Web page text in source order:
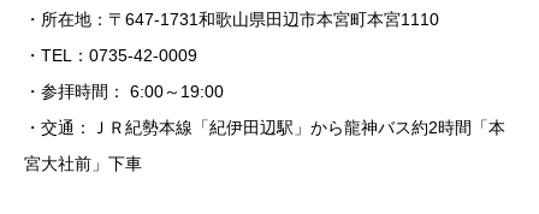
・所在地：〒647-1731和歌山県田辺市本宮町本宮1110
・TEL：0735-42-0009
・参拝時間： 6:00～19:00
・交通：ＪＲ紀勢本線「紀伊田辺駅」から龍神バス約2時間「本
宮大社前」下車